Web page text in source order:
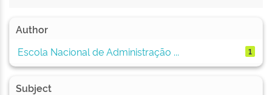
Author
Escola Nacional de Administração ...
1
Subject